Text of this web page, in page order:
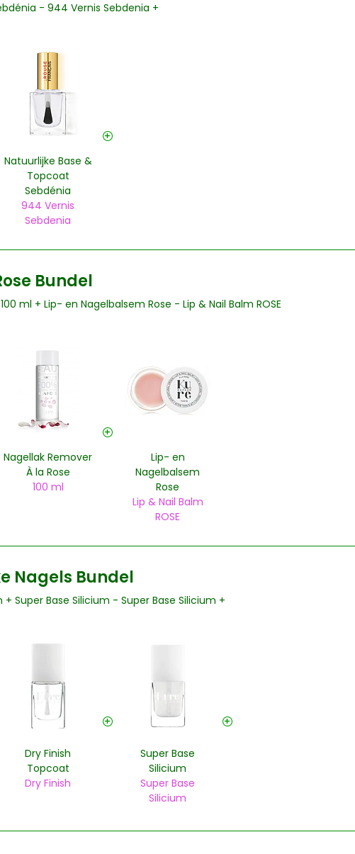
- 944 Vernis Sebdenia +
Natuurlijke Base &
Topcoat
Sebdénia
944 Vernis
Sebdenia
Bundel
ml + Lip- en Nagelbalsem Rose - Lip & Nail Balm ROSE
Nagellak Remover
À la Rose
100 ml
Lip- en
Nagelbalsem
Rose
Lip & Nail Balm
ROSE
Nagels Bundel
+ Super Base Silicium - Super Base Silicium +
Dry Finish
Topcoat
Dry Finish
Super Base
Silicium
Super Base
Silicium